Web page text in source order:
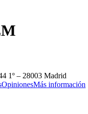
1º – 28003 Madrid
OpinionesMás información